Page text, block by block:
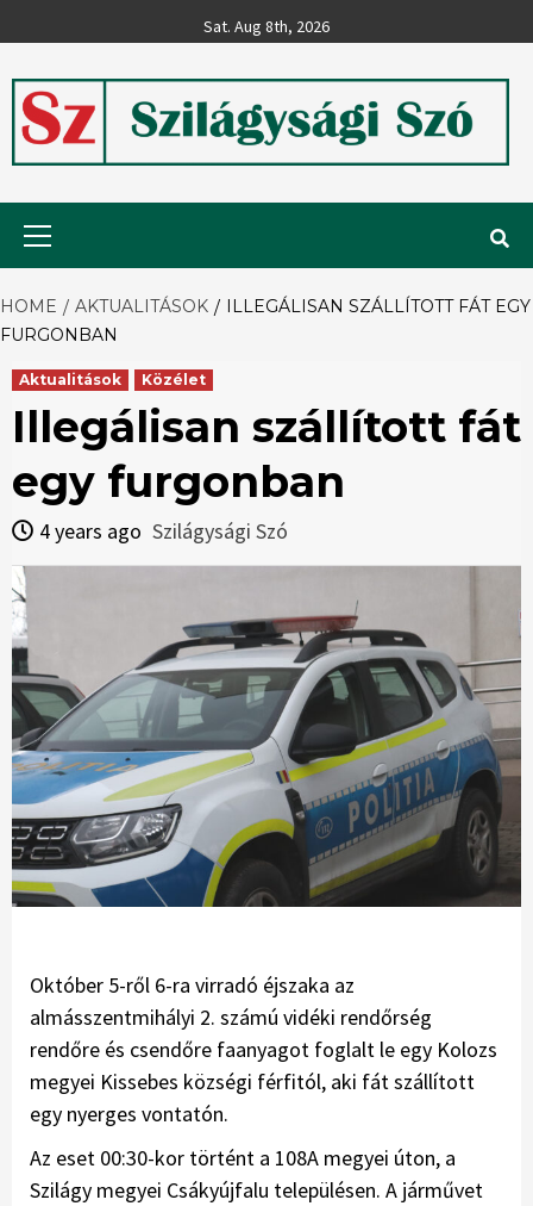
to
Sat. Aug 8th, 2026
Szilágysági
Szó
HOME AKTUALITÁSOK
ILLEGÁLISAN SZÁLLÍTOTT FÁT EGY
FURGONBAN
Aktualitások Közélet
Illegálisan szállított fát
egy furgonban
4 years ago Szilágysági Szó
Október 5-ről 6-ra virradó éjszaka az
almásszentmihályi 2. számú vidéki rendőrség
rendőre és csendőre faanyagot foglalt le egy Kolozs
megyei Kissebes községi férfitól, aki fát szállított
egy nyerges vontatón.
Az eset 00:30-kor történt a 108A megyei úton, a
Szilágy megyei Csákyújfalu településen. A járművet